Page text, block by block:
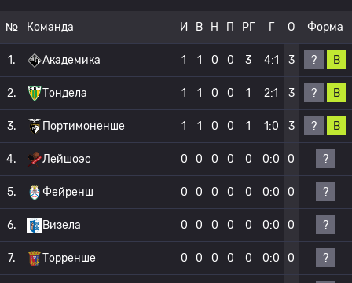
№ Команда И В Н П РГ Г О Форма
1. Академика 1 1 0 0 3 4:1 3 ? В
2. Тондела 1 1 0 0 1 2:1 3 ? В
3. Портимоненше 1 1 0 0 1 1:0 3 ? В
4. Лейшоэс 0 0 0 0 0 0:0 0 ?
5. Фейренш 0 0 0 0 0 0:0 0 ?
6. Визела 0 0 0 0 0 0:0 0 ?
7. Торренше 0 0 0 0 0 0:0 0 ?